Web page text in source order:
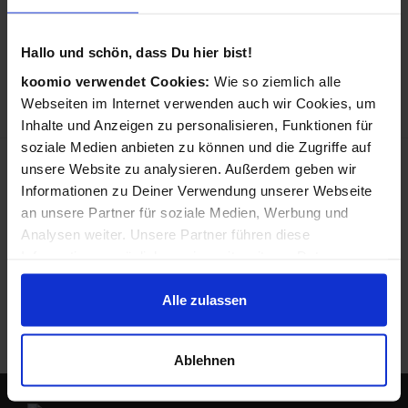
Hallo und schön, dass Du hier bist!
koomio verwendet Cookies: Wie so ziemlich alle
Webseiten im Internet verwenden auch wir Cookies, um
Inhalte und Anzeigen zu personalisieren, Funktionen für
soziale Medien anbieten zu können und die Zugriffe auf
unsere Website zu analysieren. Außerdem geben wir
Informationen zu Deiner Verwendung unserer Webseite
an unsere Partner für soziale Medien, Werbung und
Analysen weiter. Unsere Partner führen diese
zusammen, die Du ihnen bereitgestellt hast oder die sie
im Rahmen Deiner Nutzung der Dienste gesammelt
haben.
Alle zulassen
Ablehnen
6.6”, 6GB RAM, 128GB ROM,
ab 279,00 €
in 1 Geschäft
« 1 «
Das Produkt alternativ suchen bei: